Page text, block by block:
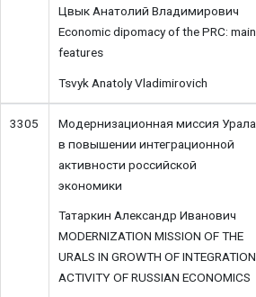
Цвык Анатолий Владимирович
Economic dipomacy of the PRC: main
features
Tsvyk Anatoly Vladimirovich
3305
Модернизационная миссия Урала
в повышении интеграционной
активности российcкой
экономики
Татаркин Александр Иванович
MODERNIZATION MISSION OF THE
URALS IN GROWTH OF INTEGRATION
ACTIVITY OF RUSSIAN ECONOMICS